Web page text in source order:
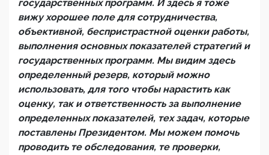
государственных программ. И здесь я тоже
вижу хорошее поле для сотрудничества,
объективной, беспристрастной оценки работы,
выполнения основных показателей стратегий и
государственных программ. Мы видим здесь
определенный резерв, который можно
использовать, для того чтобы нарастить как
оценку, так и ответственность за выполнение
определенных показателей, тех задач, которые
поставлены Президентом. Мы можем помочь
проводить те обследования, те проверки,